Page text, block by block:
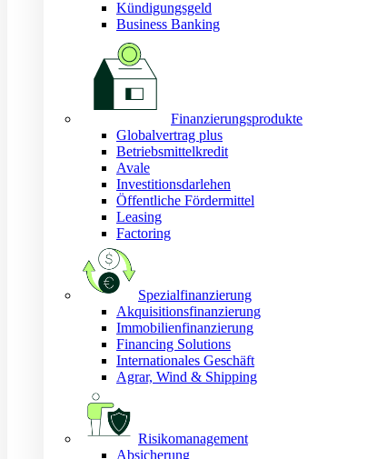
Kündigungsgeld
Business Banking
Finanzierungsprodukte
Globalvertrag plus
Betriebsmittelkredit
Avale
Investitionsdarlehen
Öffentliche Fördermittel
Leasing
Factoring
Spezialfinanzierung
Akquisitionsfinanzierung
Immobilienfinanzierung
Financing Solutions
Internationales Geschäft
Agrar, Wind & Shipping
Risikomanagement
Absicherung